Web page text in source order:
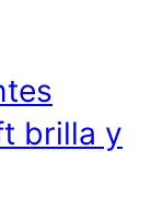
brilla y